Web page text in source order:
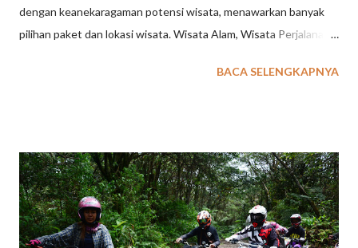
dengan keanekaragaman potensi wisata, menawarkan banyak
pilihan paket dan lokasi wisata. Wisata Alam, Wisata Perjalanan,
Oleh, Wisata Budaya, dan masih banyak pilihan Paket Wisata
potensi wisata beragam dengan banyak pilihan tempat wisata
bagi Anda yang berencana berwisata dengan konsep
pegunungan. 36 TEMPAT WISATA DAN OUTBOUND DI
LEMBANG BANDUNG Lembang, Bandung, menawarkan
BACA SELENGKAPNYA